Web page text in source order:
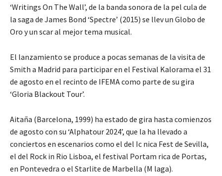
‘Writings On The Wall’, de la banda sonora de la pel cula de
la saga de James Bond ‘Spectre’ (2015) se llev un Globo de
Oro y un scar al mejor tema musical.
El lanzamiento se produce a pocas semanas de la visita de
Smith a Madrid para participar en el Festival Kalorama el 31
de agosto en el recinto de IFEMA como parte de su gira
‘Gloria Blackout Tour’.
Aitaña (Barcelona, 1999) ha estado de gira hasta comienzos
de agosto con su ‘Alphatour 2024’, que la ha llevado a
conciertos en escenarios como el del Ic nica Fest de Sevilla,
el del Rock in Rio Lisboa, el festival Portam rica de Portas,
en Pontevedra o el Starlite de Marbella (M laga).